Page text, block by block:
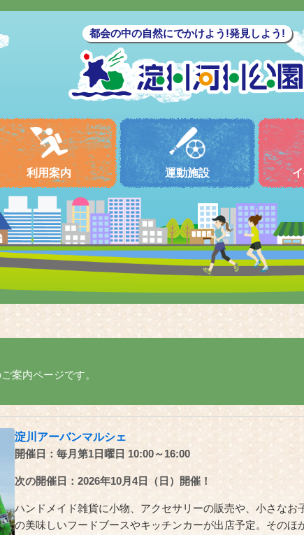
都会の中の自然にでかけよう!発見しよう!
利用案内 運動施設
案内ページです。
淀川アーバンマルシェ
開催日：毎月第1日曜日 10:00～16:00
次の開催日：2026年10月4日（日）開催！
ハンドメイド雑貨に小物、アクセサリーの販売や、小さな
の美味しいフードブースやキッチンカーが出店予定。その